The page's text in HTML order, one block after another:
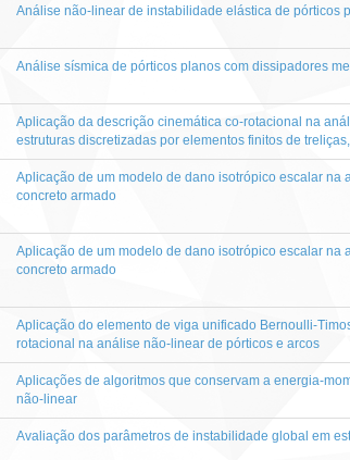
Análise não-linear de instabilidade elástica de pórticos
Análise sísmica de pórticos planos com dissipadores
Aplicação da descrição cinemática co-rotacional na
estruturas discretizadas por elementos finitos de
Aplicação de um modelo de dano isotrópico escalar na
concreto armado
Aplicação de um modelo de dano isotrópico escalar na
concreto armado
Aplicação do elemento de viga unificado Bernoulli-
rotacional na análise não-linear de pórticos e arcos
Aplicações de algoritmos que conservam a energia-
não-linear
Avaliação dos parâmetros de instabilidade global em